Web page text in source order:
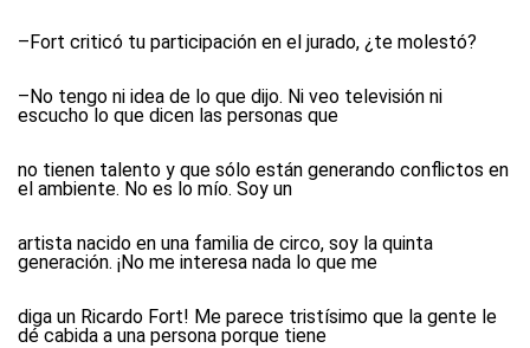
–Fort criticó tu participación en el jurado, ¿te molestó?
–No tengo ni idea de lo que dijo. Ni veo televisión ni
escucho lo que dicen las personas que
no tienen talento y que sólo están generando conflictos en
el ambiente. No es lo mío. Soy un
artista nacido en una familia de circo, soy la quinta
generación. ¡No me interesa nada lo que me
diga un Ricardo Fort! Me parece tristísimo que la gente le
dé cabida a una persona porque tiene